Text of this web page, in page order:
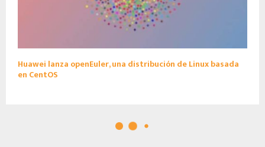
Huawei lanza openEuler, una distribución de Linux basada
en CentOS